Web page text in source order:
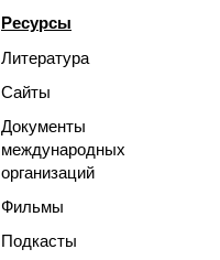
Ресурсы
Литература
Сайты
Документы
международных
организаций
Фильмы
Подкасты